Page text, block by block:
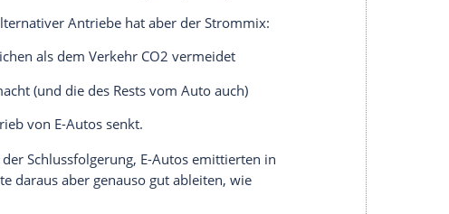
Batterieproduktion einen CO2-Eintrag von 30,5 bis
CO2-Emission für den Fahrstrom nach
nun 113,5 bzw. 136 Gramm CO2-Ausstoß pro
/>TeslaModel3 gegenüber 141 Gramm für den
Umweltbundesamt angegebenen Wert von 476 Gramm
beim Fahren auf 71,4 Gramm. Das macht
pro Kilometer.
dass der ungünstigste Fall aus der Schweden-